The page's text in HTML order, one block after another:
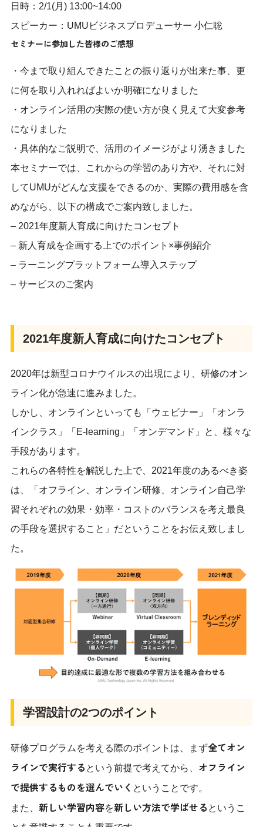
日時：2/1(月) 13:00~14:00
スピーカー：UMUビジネスプロデューサー 小仁聡
セミナーに参加した皆様のご感想
・今まで取り組んできたことの振り返りが出来た事、更
に何を取り入れればよいか明確になりました
・オンライン活用の実際の使い方が良く見えて大変参考
になりました
・具体的なご説明で、活用のイメージがより湧きました
本セミナーでは、これからの学習のあり方や、それに対
してUMUがどんな支援をできるのか、実際の費用感を含
めながら、以下の構成でご案内致しました。
– 2021年度新人育成に向けたコンセプト
– 新人育成を企画する上でのポイント×事例紹介
– ラーニングプラットフォーム導入ステップ
– サービスのご案内
2021年度新人育成に向けたコンセプト
2020年は新型コロナウイルスの出現により、研修のオン
ライン化が急速に進みました。
しかし、オンラインといっても「ウェビナー」「オンラ
インクラス」「E-learning」「オンデマンド」と、様々な
手段があります。
これらの各特性を解説した上で、2021年度のあるべき姿
は、「オフライン、オンライン研修、オンライン自己学
習それぞれの効果・効率・コストのバランスを考え最良
の手段を選択すること」だということをお伝え致しまし
た。
学習設計の2つのポイント
研修プログラムを考える際のポイントは、まず全てオン
ラインで実行する という前提で考えてから、 オフライン
で提供するものを選んでいく ということです。
また、 新しい学習内容を新しい方法で学ばせる というこ